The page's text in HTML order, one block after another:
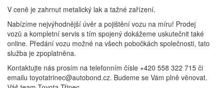
V ceně je zahrnut metalický lak a tažné zařízení.
Nabízíme nejvýhodnější úvěr a pojištění vozu na míru! Prodej
vozů a kompletní servis s tím spojený dokážeme uskutečnit také
online. Předání vozu možné na všech pobočkách společnosti, tato
služba je zpoplatněna.
Kontaktujte nás prosím na telefonním čísle +420 558 322 715 či
emailu toyotatrinec@autobond.cz. Budeme se Vám plně věnovat.